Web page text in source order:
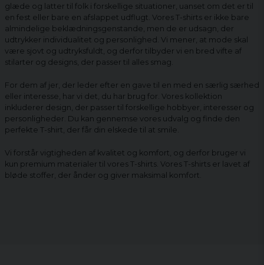
glæde og latter til folk i forskellige situationer, uanset om det er til
en fest eller bare en afslappet udflugt. Vores T-shirts er ikke bare
almindelige beklædningsgenstande, men de er udsagn, der
udtrykker individualitet og personlighed. Vi mener, at mode skal
være sjovt og udtryksfuldt, og derfor tilbyder vi en bred vifte af
stilarter og designs, der passer til alles smag.
For dem af jer, der leder efter en gave til en med en særlig særhed
eller interesse, har vi det, du har brug for. Vores kollektion
inkluderer design, der passer til forskellige hobbyer, interesser og
personligheder. Du kan gennemse vores udvalg og finde den
perfekte T-shirt, der får din elskede til at smile.
Vi forstår vigtigheden af ​​kvalitet og komfort, og derfor bruger vi
kun premium materialer til vores T-shirts. Vores T-shirts er lavet af
bløde stoffer, der ånder og giver maksimal komfort.